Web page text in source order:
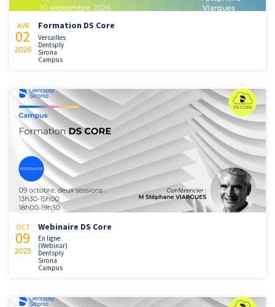
AVR
02
2026
Formation DS Core
Versailles
Dentsply
Sirona
Campus
OCT
09
2025
Webinaire DS Core
En ligne
(Webinar)
Dentsply
Sirona
Campus